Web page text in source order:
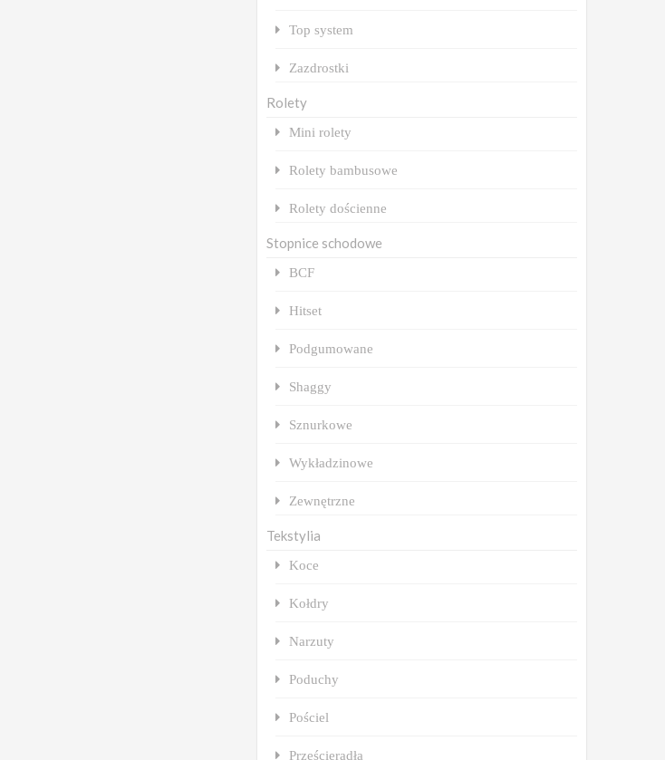
Top system
Zazdrostki
Rolety
Mini rolety
Rolety bambusowe
Rolety dościenne
Stopnice schodowe
BCF
Hitset
Podgumowane
Shaggy
Sznurkowe
Wykładzinowe
Zewnętrzne
Tekstylia
Koce
Kołdry
Narzuty
Poduchy
Pościel
Prześcieradła